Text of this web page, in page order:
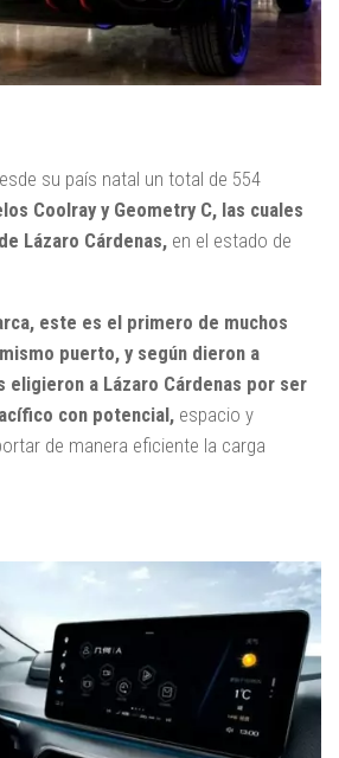
su país natal un total de 554
Coolray y Geometry C, las cuales
Lázaro Cárdenas, en el estado de
este es el primero de muchos
puerto, y según dieron a
eligieron a Lázaro Cárdenas por ser
con potencial, espacio y
de manera eficiente la carga